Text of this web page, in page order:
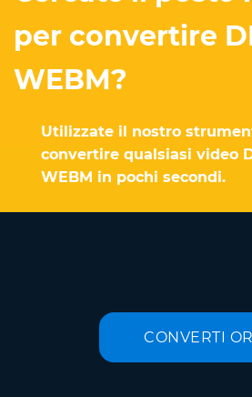
per convertire
WEBM?
Utilizzate il nostro
convertire qualsiasi video
WEBM in pochi secondi.
CONVERTI